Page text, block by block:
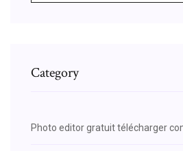
Category
Photo editor gratuit télécharger